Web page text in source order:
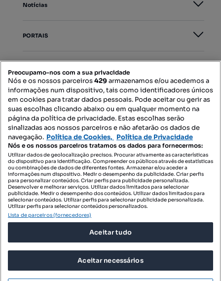
Mensagens
Notícias
PORTAIS
Contacte-nos
SIGA-NOS:
DESCARREGAR NA:
© 2026 Imovirtual.com, OLX Portugal, S.A.
POLÍTICA DE PRIVACIDADE
Preocupamo-nos com a sua privacidade
Nós e os nossos parceiros429armazenamos e/ou acedemos a
informações num dispositivo, tais como identificadores únicos
em cookies para tratar dados pessoais. Pode aceitar ou gerir as
suas escolhas clicando abaixo ou em qualquer momento na
página da política de privacidade. Estas escolhas serão
sinalizadas aos nossos parceiros e não afetarão os dados de
navegação. Política de Cookies, Política de Privacidade
Nós e os nossos parceiros tratamos os dados para fornecermos:
Utilizar dados de geolocalização precisos. Procurar ativamente as características
do dispositivo para identificação. Compreender os públicos através de estatísticas
ou combinações de dados de diferentes fontes. Armazenar e/ou aceder a
informações num dispositivo. Medir o desempenho da publicidade. Criar perfis
para personalizar conteúdos. Criar perfis para publicidade personalizada.
Desenvolver e melhorar serviços. Utilizar dados limitados para selecionar
publicidade. Medir o desempenho dos conteúdos. Utilizar dados limitados para
selecionar conteúdos. Utilizar perfis para selecionar publicidade personalizada.
Utilizar perfis para selecionar conteúdos personalizados.
Lista de parceiros (fornecedores)
Aceitar tudo
Aceitar necessários